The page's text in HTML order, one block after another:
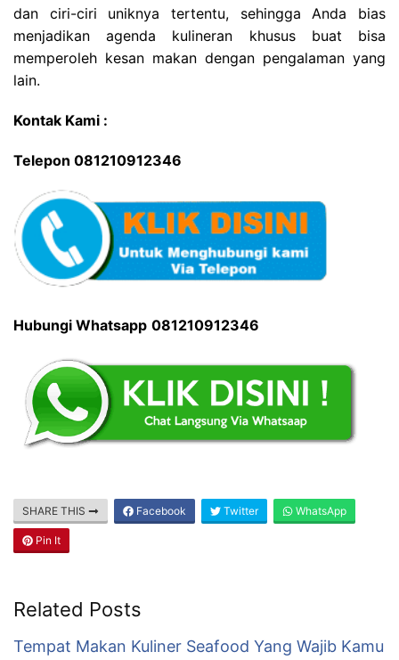
dan ciri-ciri uniknya tertentu, sehingga Anda bias
menjadikan agenda kulineran khusus buat bisa
memperoleh kesan makan dengan pengalaman yang
lain.
Kontak Kami :
Telepon 081210912346
Hubungi Whatsapp 081210912346
SHARE THIS Facebook Twitter WhatsApp
Pin It
Related Posts
Tempat Makan Kuliner Seafood Yang Wajib Kamu